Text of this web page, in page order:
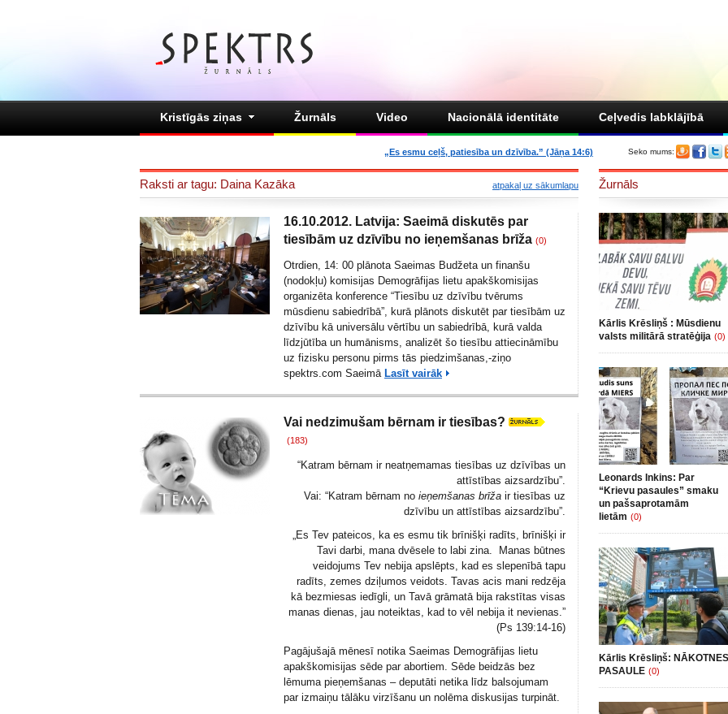
Kristīgās ziņas Žurnāls Video Nacionālā identitāte Ceļvedis labklājībā
Seko mums:
„Es esmu ceļš, patiesība un dzīvība.” (Jāņa 14:6)
Raksti ar tagu: Daina Kazāka atpakaļ uz sākumlapu
16.10.2012. Latvija: Saeimā diskutēs par
tiesībām uz dzīvību no ieņemšanas brīža (0)
Otrdien, 14: 00 plānota Saeimas Budžeta un finanšu
(nodokļu) komisijas Demogrāfijas lietu apakškomisijas
organizēta konference “Tiesību uz dzīvību tvērums
mūsdienu sabiedrībā”, kurā plānots diskutēt par tiesībām uz
dzīvību kā universālu vērtību un sabiedrībā, kurā valda
līdzjūtība un humānisms, analizēt šo tiesību attiecināmību
uz fizisku personu pirms tās piedzimšanas,-ziņo
spektrs.com Saeimā Lasīt vairāk
Vai nedzimušam bērnam ir tiesības?
(183)
“Katram bērnam ir neatņemamas tiesības uz dzīvības un
attīstības aizsardzību”.
Vai: “Katram bērnam no ieņemšanas brīža ir tiesības uz
dzīvību un attīstības aizsardzību”.
„Es Tev pateicos, ka es esmu tik brīnišķi radīts, brīnišķi ir
Tavi darbi, mana dvēsele to labi zina. Manas būtnes
veidojums Tev nebija apslēpts, kad es slepenībā tapu
radīts, zemes dziļumos veidots. Tavas acis mani redzēja
kā bezmiesas iedīgli, un Tavā grāmatā bija rakstītas visas
manas dienas, jau noteiktas, kad to vēl nebija it nevienas.”
(Ps 139:14-16)
Pagājušajā mēnesī notika Saeimas Demogrāfijas lietu
apakškomisijas sēde par abortiem. Sēde beidzās bez
lēmuma pieņemšanas – deputāti netika līdz balsojumam
par izmaiņu tālāku virzīšanu un nolēma diskusijas turpināt.
Žurnāls
Kārlis Krēsliņš : Mūsdienu
valsts militārā stratēģija (0)
Leonards Inkins: Par
“Krievu pasaules” smaku
un pašsaprotamām
lietām (0)
Kārlis Krēsliņš: NĀKOTNES
PASAULE (0)